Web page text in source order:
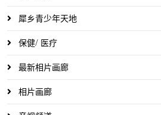
犀乡青少年天地
保健/ 医疗
最新相片画廊
相片画廊